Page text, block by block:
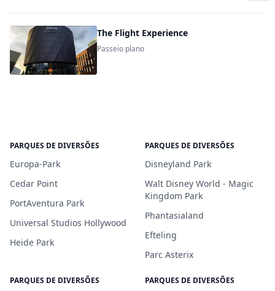
The Flight Experience
Passeio plano
PARQUES DE DIVERSÕES
Europa-Park
Cedar Point
PortAventura Park
Universal Studios Hollywood
Heide Park
PARQUES DE DIVERSÕES
Disneyland Park
Walt Disney World - Magic
Kingdom Park
Phantasialand
Efteling
Parc Asterix
PARQUES DE DIVERSÕES PARQUES DE DIVERSÕES